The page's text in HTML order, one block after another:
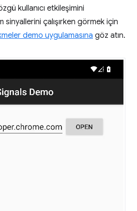
kullanıcı etkileşimini
sinyallerini çalışırken görmek için
demo uygulamasına göz atın.